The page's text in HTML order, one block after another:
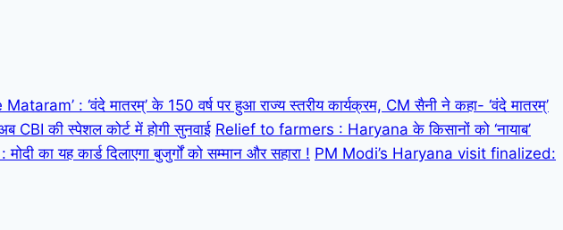
: ‘वंदे मातरम्’ के 150 वर्ष पर हुआ राज्य स्तरीय कार्यक्रम, CM सैनी ने कहा- ‘वंदे मातरम्’
CBI की स्पेशल कोर्ट में होगी सुनवाई Relief to farmers : Haryana के किसानों को ‘नायाब’
यह कार्ड दिलाएगा बुजुर्गों को सम्मान और सहारा ! PM Modi’s Haryana visit finalized: